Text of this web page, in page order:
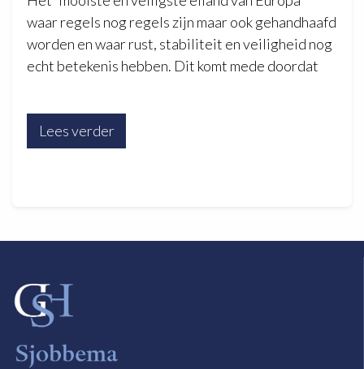
waar regels nog regels zijn maar ook gehandhaafd
worden en waar rust, stabiliteit en veiligheid nog
echt betekenis hebben. Dit komt mede doordat
Lees verder